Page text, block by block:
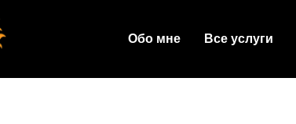
Обо мне Все услуги